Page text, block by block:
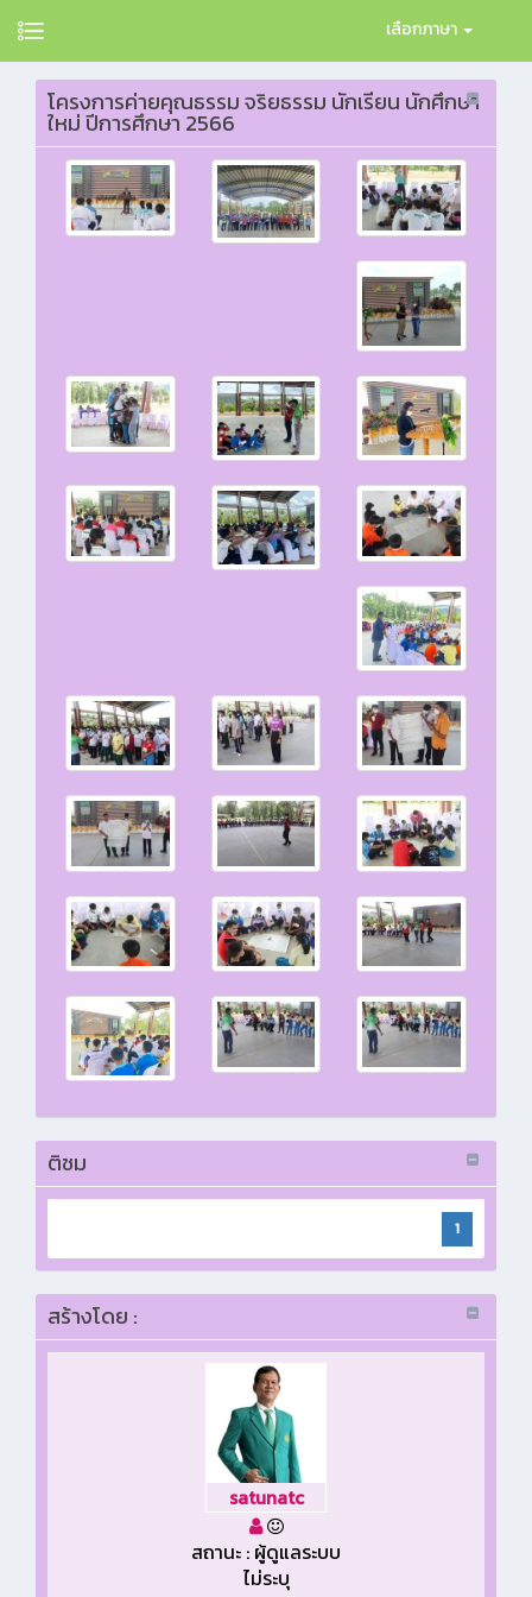
เลือกภาษา
โครงการค่ายคุณธรรม จริยธรรม นักเรียน นักศึกษา
ใหม่ ปีการศึกษา 2566
ติชม
1
สร้างโดย :
satunatc
สถานะ : ผู้ดูแลระบบ
ไม่ระบุ